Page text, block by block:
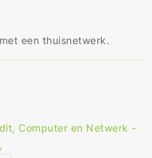
een thuisnetwerk.
, Computer en Netwerk -
,